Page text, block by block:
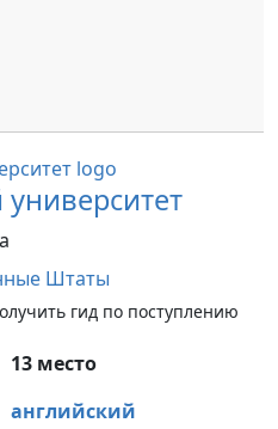
Штаты
гид по поступлению
13 место
английский